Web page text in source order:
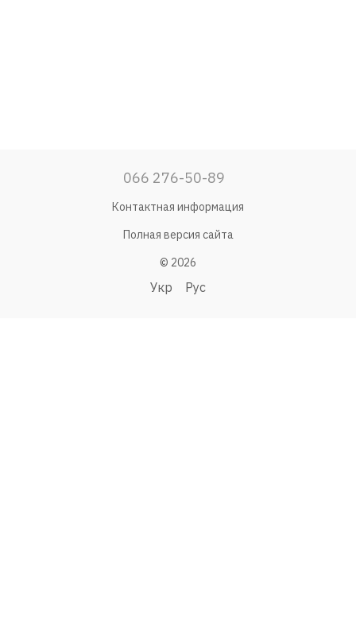
066 276-50-89
Контактная информация
Полная версия сайта
© 2026
Укр Рус